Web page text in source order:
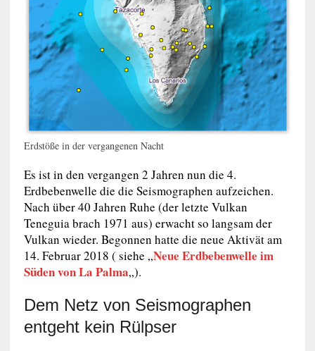
Erdstöße in der vergangenen Nacht
Es ist in den vergangen 2 Jahren nun die 4.
Erdbebenwelle die die Seismographen aufzeichen.
Nach über 40 Jahren Ruhe (der letzte Vulkan
Teneguia brach 1971 aus) erwacht so langsam der
Vulkan wieder. Begonnen hatte die neue Aktivät am
14. Februar 2018 ( siehe „Neue Erdbebenwelle im
Süden von La Palma„).
Dem Netz von Seismographen
entgeht kein Rülpser